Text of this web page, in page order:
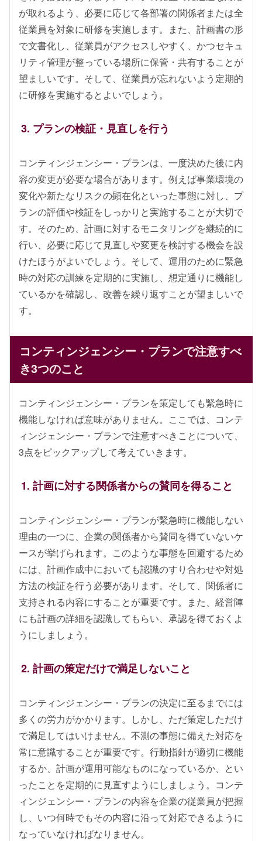
が取れるよう、必要に応じて各部署の関係者または全
従業員を対象に研修を実施します。また、計画書の形
で文書化し、従業員がアクセスしやすく、かつセキュ
リティ管理が整っている場所に保管・共有することが
望ましいです。そして、従業員が忘れないよう定期的
に研修を実施するとよいでしょう。
3. プランの検証・見直しを行う
コンティンジェンシー・プランは、一度決めた後に内
容の変更が必要な場合があります。例えば事業環境の
変化や新たなリスクの顕在化といった事態に対し、プ
ランの評価や検証をしっかりと実施することが大切で
す。そのため、計画に対するモニタリングを継続的に
行い、必要に応じて見直しや変更を検討する機会を設
けたほうがよいでしょう。そして、運用のために緊急
時の対応の訓練を定期的に実施し、想定通りに機能し
ているかを確認し、改善を繰り返すことが望ましいで
す。
コンティンジェンシー・プランで注意すべ
き3つのこと
コンティンジェンシー・プランを策定しても緊急時に
機能しなければ意味がありません。ここでは、コンテ
ィンジェンシー・プランで注意すべきことについて、
3点をピックアップして考えていきます。
1. 計画に対する関係者からの賛同を得ること
コンティンジェンシー・プランが緊急時に機能しない
理由の一つに、企業の関係者から賛同を得ていないケ
ースが挙げられます。このような事態を回避するため
には、計画作成中においても認識のすり合わせや対処
方法の検証を行う必要があります。そして、関係者に
支持される内容にすることが重要です。また、経営陣
にも計画の詳細を認識してもらい、承認を得ておくよ
うにしましょう。
2. 計画の策定だけで満足しないこと
コンティンジェンシー・プランの決定に至るまでには
多くの労力がかかります。しかし、ただ策定しただけ
で満足してはいけません。不測の事態に備えた対応を
常に意識することが重要です。行動指針が適切に機能
するか、計画が運用可能なものになっているか、とい
ったことを定期的に見直すようにしましょう。コンテ
ィンジェンシー・プランの内容を企業の従業員が把握
し、いつ何時でもその内容に沿って対応できるように
なっていなければなりません。